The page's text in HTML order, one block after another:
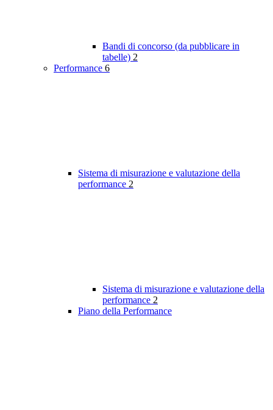
Bandi di concorso (da pubblicare in
tabelle) 2
Performance 6
Sistema di misurazione e valutazione della
performance 2
Sistema di misurazione e valutazione della
performance 2
Piano della Performance